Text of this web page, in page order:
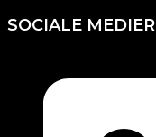
SOCIALE MEDIER